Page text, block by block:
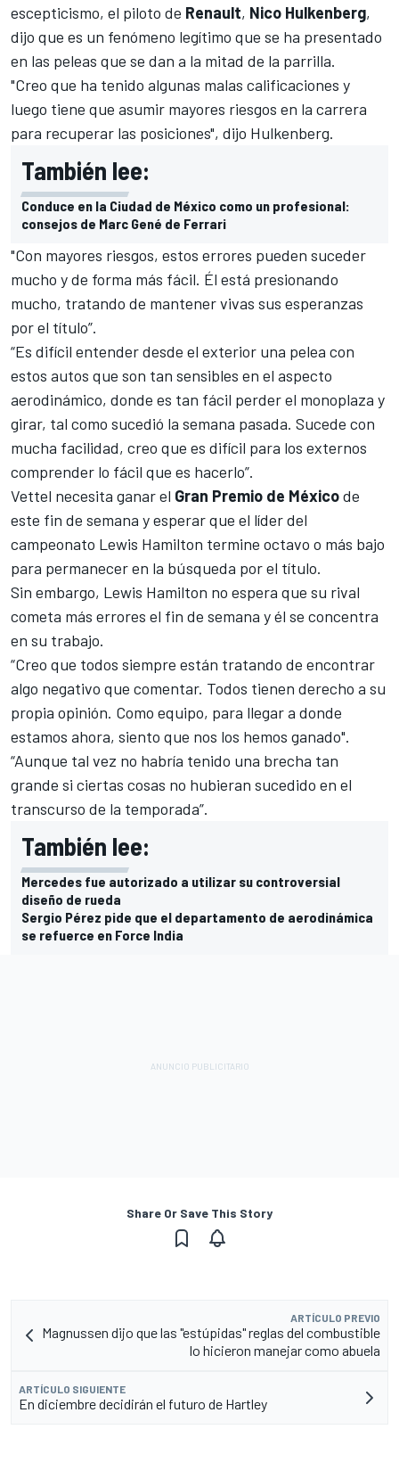
escepticismo, el piloto de Renault, Nico Hulkenberg,
dijo que es un fenómeno legítimo que se ha presentado
en las peleas que se dan a la mitad de la parrilla.
"Creo que ha tenido algunas malas calificaciones y
luego tiene que asumir mayores riesgos en la carrera
para recuperar las posiciones", dijo Hulkenberg.
También lee:
Conduce en la Ciudad de México como un profesional:
consejos de Marc Gené de Ferrari
"Con mayores riesgos, estos errores pueden suceder
mucho y de forma más fácil. Él está presionando
mucho, tratando de mantener vivas sus esperanzas
por el título”.
“Es difícil entender desde el exterior una pelea con
estos autos que son tan sensibles en el aspecto
aerodinámico, donde es tan fácil perder el monoplaza y
girar, tal como sucedió la semana pasada. Sucede con
mucha facilidad, creo que es difícil para los externos
comprender lo fácil que es hacerlo”.
Vettel necesita ganar el Gran Premio de Méxicode
este fin de semana y esperar que el líder del
campeonato Lewis Hamilton termine octavo o más bajo
para permanecer en la búsqueda por el título.
Sin embargo, Lewis Hamilton no espera que su rival
cometa más errores el fin de semana y él se concentra
en su trabajo.
“Creo que todos siempre están tratando de encontrar
algo negativo que comentar. Todos tienen derecho a su
propia opinión. Como equipo, para llegar a donde
estamos ahora, siento que nos los hemos ganado".
“Aunque tal vez no habría tenido una brecha tan
grande si ciertas cosas no hubieran sucedido en el
transcurso de la temporada”.
También lee:
Mercedes fue autorizado a utilizar su controversial
diseño de rueda
Sergio Pérez pide que el departamento de aerodinámica
se refuerce en Force India
Share Or Save This Story
ARTÍCULO PREVIO
Magnussen dijo que las "estúpidas" reglas del combustible
lo hicieron manejar como abuela
ARTÍCULO SIGUIENTE
En diciembre decidirán el futuro de Hartley